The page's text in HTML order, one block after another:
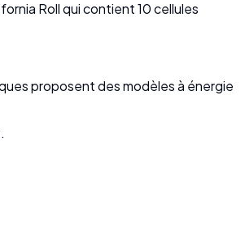
Roll qui contient 10 cellules
proposent des modèles à énergie